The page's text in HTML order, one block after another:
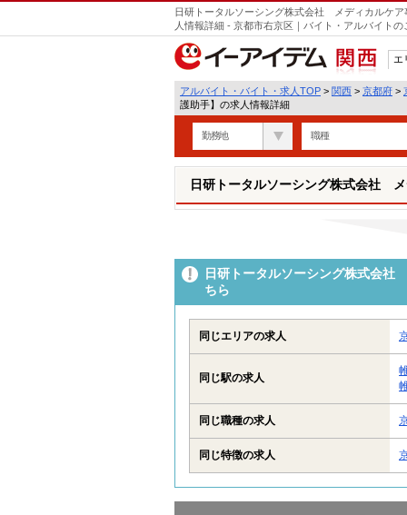
日研トータルソーシング株式会社 メディカルケ
人情報詳細 - 京都市右京区｜バイト・アルバイト
関西
エ
アルバイト・バイト・求人TOP > 関西 > 京都府 >
護助手】の求人情報詳細
勤務地 職種
日研トータルソーシング株式会社
日研トータルソーシング株式会社
ちら
同じエリアの求人
同じ駅の求人
同じ職種の求人
同じ特徴の求人